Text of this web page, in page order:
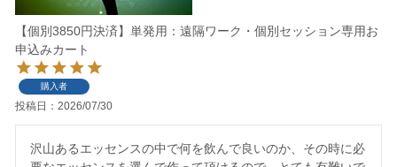
【個別3850円決済】単発用：遠隔ワーク・個別セッション専用お
申込みカート
購入者
投稿日 2026/07/30
沢山あるエッセンスの中で何を飲んで良いのか、その時に必